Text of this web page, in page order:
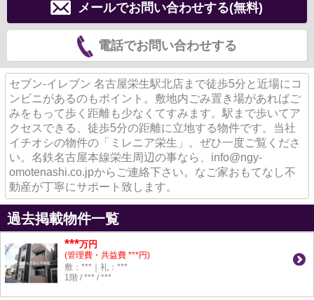
メールでお問い合わせする(無料)
電話でお問い合わせする
セブン-イレブン 名古屋栄生駅北店まで徒歩5分と近場にコ
ンビニがあるのもポイント。敷地内ごみ置き場があればご
みをもって歩く距離も少なくてすみます。駅まで歩いてア
クセスできる、徒歩5分の距離に立地する物件です。当社
イチオシの物件の「ミレニア栄生」。ぜひ一度ご覧くださ
い。名鉄名古屋本線栄生周辺の事なら、info@ngy-
omotenashi.co.jpからご連絡下さい。なご家おもてなし不
動産が丁寧にサポート致します。
過去掲載物件一覧
***万円
(管理費・共益費 ***円)
敷：***｜礼：***
1階 / *** / ***